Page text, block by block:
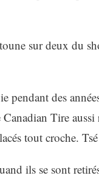
sur deux du
des
Tire
tout croche.
ils se sont